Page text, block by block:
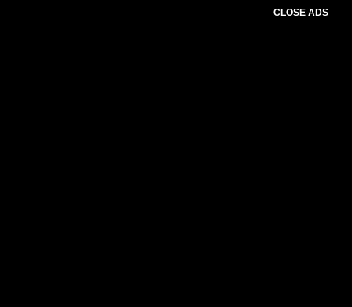
CLOSE ADS